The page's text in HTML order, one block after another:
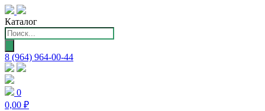
Каталог
Поиск
товаров
8 (964) 964-00-44
0
0,00 ₽